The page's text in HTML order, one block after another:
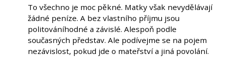
To všechno je moc pěkné. Matky však nevydělávají
žádné peníze. A bez vlastního příjmu jsou
politováníhodné a závislé. Alespoň podle
současných představ. Ale podívejme se na pojem
nezávislost, pokud jde o mateřství a jiná povolání.